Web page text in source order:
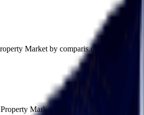
Market by comparis.ch
Market by comparis.ch